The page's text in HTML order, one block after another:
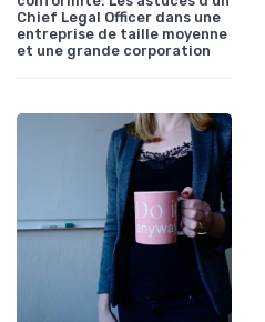
Chief Legal Officer dans une
entreprise de taille moyenne
et une grande corporation